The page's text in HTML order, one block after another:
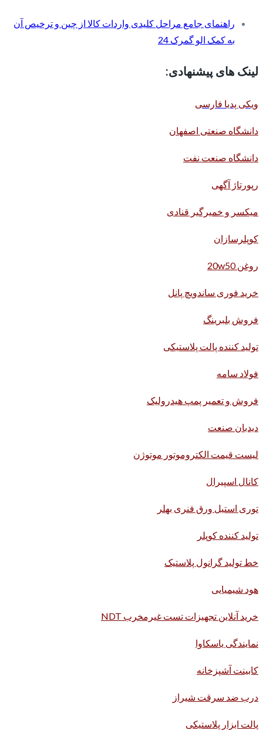
راهنمای جامع مراحل کلیدی واردات کالا از چین و ترخیص آن
به کمک الو گمرک 24
لینک های پیشنهادی:
ویکی پدیا فارسی
دانشگاه صنعتی اصفهان
دانشگاه صنعت نفت
رپورتاژ آگهی
میکسر و خمیرگیر قنادی
کوپلرسازان
روغن 20w50
خرید فوری ساندویچ پانل
فروش بلبرینگ
تولید کننده پالت پلاستیکی
فولاد سامه
فروش و تعمیر پمپ هیدرولیک
دیدبان صنعت
لیست قیمت الکتروموتور موتوژن
کانال اسپیرال
توری استیل ورق فنری بهلر
تولید کننده کوپلر
خط تولید گرانول پلاستیک
هود شیمیایی
خرید آنلاین تجهیزات تست غیرمخرب NDT
نمایندگی یاسکاوا
کابینت آشپزخانه
درب ضد سرقت شیراز
پالت ابزار پلاستیکی